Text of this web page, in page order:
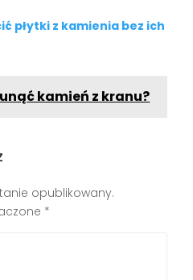
płytki z kamienia bez ich
kamień z kranu?
opublikowany.
*